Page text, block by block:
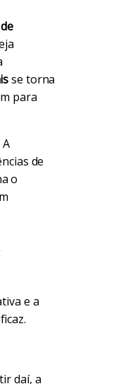
se torna
para
de
o
e a
daí, a